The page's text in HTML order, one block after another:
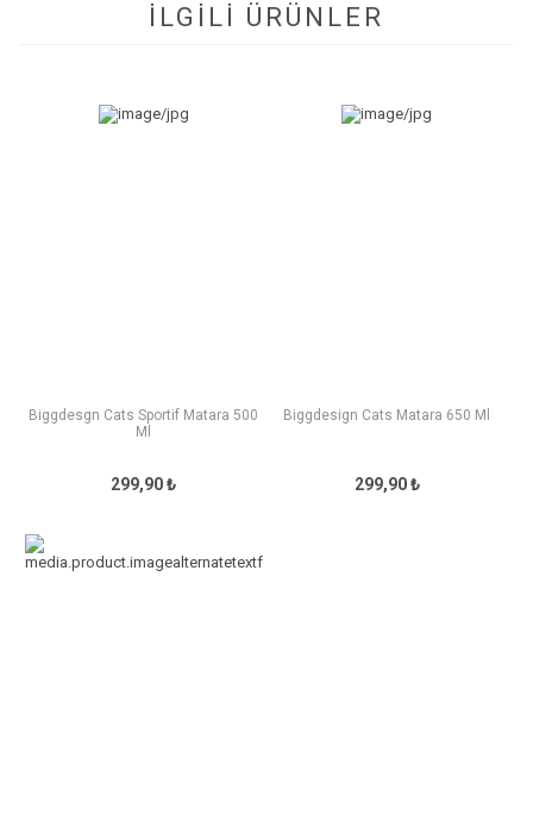
İLGİLİ ÜRÜNLER
Biggdesgn Cats Sportif Matara 500
Ml
299,90 ₺
Biggdesign Cats Matara 650 Ml
299,90 ₺